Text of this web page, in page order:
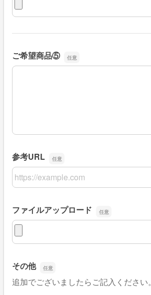
ご希望商品⑤
ご希望商品⑤
参考URL
参考URL
ファイルアップロード
ファイルアップロード
その他
追加でございましたらご記入ください。